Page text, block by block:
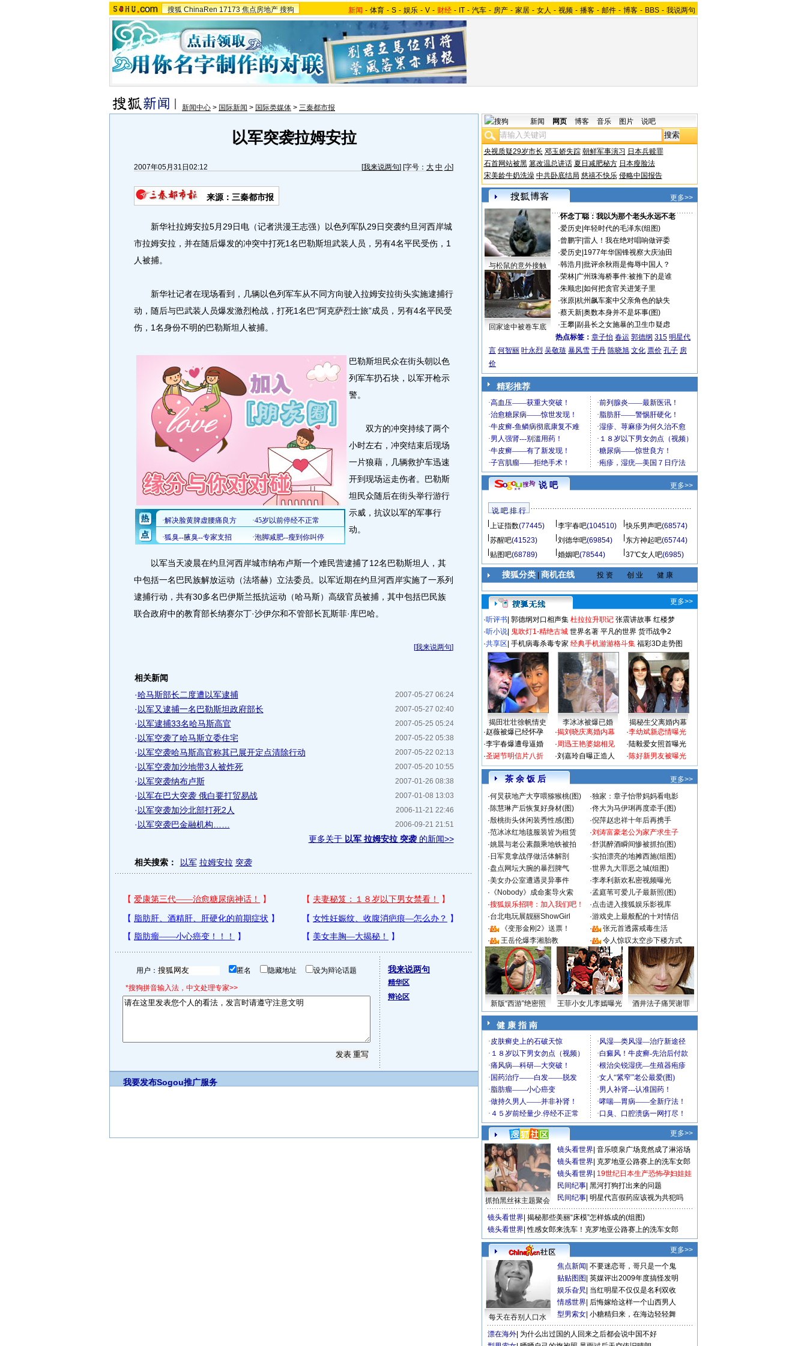
搜狐 ChinaRen 17173 焦点房地产 搜狗 新闻 - 体育 - S - 娱乐 - V - 财经 - IT - 汽车 - 房产 - 家居 - 女人 - 视频 - 播客 - 邮件 - 博客 - BBS - 我说两句
新闻中心 > 国际新闻 > 国际类媒体 > 三秦都市报
以军突袭拉姆安拉
2007年05月31日02:12 [我来说两句] [字号： 大 中 小]
来源：三秦都市报
新华社拉姆安拉5月29日电（记者洪漫王志强）以色列军队29日突袭约旦河西岸城
市拉姆安拉，并在随后爆发的冲突中打死1名巴勒斯坦武装人员，另有4名平民受伤，1
人被捕。
新华社记者在现场看到，几辆以色列军车从不同方向驶入拉姆安拉街头实施逮捕行
动，随后与巴武装人员爆发激烈枪战，打死1名巴“阿克萨烈士旅”成员，另有4名平民受
伤，1名身份不明的巴勒斯坦人被捕。
巴勒斯坦民众在街头朝以色
列军车扔石块，以军开枪示
警。
双方的冲突持续了两个
小时左右，冲突结束后现场
一片狼藉，几辆救护车迅速
开到现场运走伤者。巴勒斯
坦民众随后在街头举行游行
示威，抗议以军的军事行
动。
以军当天凌晨在约旦河西岸城市纳布卢斯一个难民营逮捕了12名巴勒斯坦人，其
中包括一名巴民族解放运动（法塔赫）立法委员。以军近期在约旦河西岸实施了一系列
逮捕行动，共有30多名巴伊斯兰抵抗运动（哈马斯）高级官员被捕，其中包括巴民族
联合政府中的教育部长纳赛尔丁·沙伊尔和不管部长瓦斯菲·库巴哈。
[我来说两句]
相关新闻
2007-05-27 06:24
·哈马斯部长二度遭以军逮捕
2007-05-27 02:40
· 以军又逮捕一名巴勒斯坦政府部长
2007-05-25 05:24
· 以军逮捕33名哈马斯高官
2007-05-22 05:38
· 以军空袭了哈马斯立委住宅
2007-05-22 02:13
· 以军空袭哈马斯高官称其已展开定点清除行动
2007-05-20 10:55
· 以军空袭加沙地带3人被炸死
2007-01-26 08:38
· 以军突袭纳布卢斯
2007-01-08 13:03
· 以军在巴大突袭 俄白要打贸易战
2006-11-21 22:46
· 以军突袭加沙北部打死2人
2006-09-21 21:51
· 以军突袭巴金融机构……
更多关于 以军 拉姆安拉 突袭的新闻>>
相关搜索： 以军 拉姆安拉 突袭
用户： 匿名 隐藏地址 设为辩论话题
*搜狗拼音输入法，中文处理专家>>
我来说两句
精华区
辩论区
我要发布Sogou推广服务
新闻 网页 博客 音乐 图片 说吧
央视质疑29岁市长 邓玉娇失踪 朝鲜军事演习 日本兵赎罪
石首网站被黑 篡改温总讲话 夏日减肥秘方 日本瘦脸法
宋美龄牛奶洗澡 中共卧底结局 慈禧不快乐 侵略中国报告
更多>>
与松鼠的意外接触
回家途中被卷车底
·怀念丁聪：我以为那个老头永远不老
·爱历史 年轻时代的毛泽东(组图)
·曾鹏宇| 雷人！我在绝对唱响做评委
·爱历史 1977年华国锋视察大庆油田
·韩浩月 批评余秋雨是侮辱中国人？
·荣林| 广州珠海桥事件:被推下的是谁
·朱顺忠 如何把贪官关进笼子里
·张原| 杭州飙车案中父亲角色的缺失
·蔡天新| 奥数本身并不是坏事(图)
·王攀| 副县长之女施暴的卫生巾疑虑
热点标签： 章子怡 春运 郭德纲 315 明星代
言 何智丽 叶永烈 吴敬琏 暴风雪 于丹 陈晓旭 文化 票价 孔子 房
价
精彩推荐
说 吧 更多>>
说 吧 排 行
上证指数(77445) 李宇春吧(104510) 快乐男声吧(68574)
苏醒吧(41523) 刘德华吧(69854) 东方神起吧(65744)
贴图吧(68789) 婚姻吧(78544) 37℃女人吧(6985)
搜狐分类| 商机在线 投 资 创 业 健 康
更多>>
·听评书 郭德纲对口相声集 杜拉拉升职记 张震讲故事 红楼梦
·听小说 鬼吹灯1-精绝古城 世界名著 平凡的世界 货币战争2
·共享区 手机病毒杀毒专家 经典手机游游格斗集 福彩3D走势图
揭田壮壮徐帆情史 李冰冰被爆已婚
揭秘生父离婚内幕
·赵薇被爆已经怀孕
·李宇春爆遭母逼婚
·圣诞节明信片八折
·揭刘晓庆离婚内幕
·周迅王艳婆媳相见
·刘嘉玲自曝正造人
·李幼斌新恋情曝光
·陆毅爱女照首曝光
·陈好新男友被曝光
茶 余 饭 后
更多>>
·何炅获地产大亨喂猕猴桃(图) ·独家：章子怡带妈妈看电影
·陈慧琳产后恢复好身材(图) ·佟大为马伊琍再度牵手(图)
·殷桃街头休闲装秀性感(图) ·倪萍赵忠祥十年后再携手
·范冰冰红地毯服装皆为租赁 ·刘涛富豪老公为家产求生子
·姚晨与老公素颜乘地铁被拍 ·舒淇醉酒瞬间惨被抓拍(图)
· 日军竟拿战俘做活体解剖 ·实拍漂亮的地摊西施(组图)
·盘点网坛大腕的暴烈脾气 ·世界九大罪恶之城(组图)
·美女办公室遭遇灵异事件 ·李孝利新欢私密视频曝光
· 《Nobody》成命案导火索 ·孟庭苇可爱儿子最新照(图)
·搜狐娱乐招聘：加入我们吧！ ·点击进入搜狐娱乐影视库
·台北电玩展靓丽ShowGirl ·游戏史上最般配的十对情侣
·
《变形金刚2》送票！ ·
张元首透露戒毒生活
·
王岳伦爆李湘胎教 · 令人惊叹太空步下楼方式
新版“西游”绝密照 王菲小女儿李嫣曝光 酒井法子痛哭谢罪
健 康 指 南
更多>>
抓拍黑丝袜主题聚会
镜头看世界 音乐喷泉广场竟然成了淋浴场
镜头看世界 克罗地亚公路赛上的洗车女郎
镜头看世界 19世纪日本生产恐怖孕妇娃娃
民间纪事 黑河打狗打出来的问题
民间纪事 明星代言假药应该视为共犯吗
镜头看世界 揭秘那些美丽“床模”怎样炼成的(组图)
镜头看世界 性感女郎来洗车！克罗地亚公路赛上的洗车女郎
更多>>
每天在吞别人口水
焦点新闻 不要迷恋哥，哥只是一个鬼
贴贴图图 英媒评出2009年度搞怪发明
娱乐旮旯 当红明星不仅仅是名利双收
情感世界 后悔嫁给这样一个山西男人
型男索女 小糖精归来，在海边轻轻舞
漂在海外 为什么出过国的人回来之后都会说中国不好